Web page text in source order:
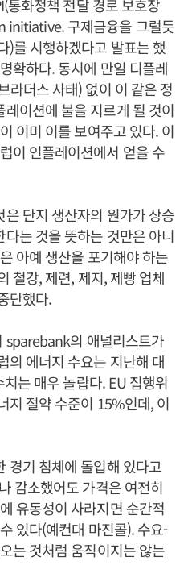
통화정책 전달 경로 보호장
구제금융을 그럴듯
)를 시행하겠다고 발표는 했
확하다. 동시에 만일 디플레
라더스 사태) 없이 이 같은 정
이션에 불을 지르게 될 것이
이미 이를 보여주고 있다. 이
이 인플레이션에서 얻을 수
단지 생산자의 원가가 상승
는 것을 뜻하는 것만은 아니
아예 생산을 포기해야 하는
철강, 제련, 제지, 제빵 업체
단했다.
sparebank의 애널리스트가
의 에너지 수요는 지난해 대
는 매우 놀랍다. EU 집행위
지 절약 수준이 15%인데, 이
경기 침체에 돌입해 있다고
감소했어도 가격은 여전히
유동성이 사라지면 순간적
있다(예컨대 마진콜). 수요-
는 것처럼 움직이지는 않는